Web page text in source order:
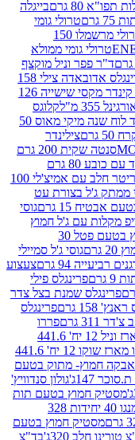
בייגלה
גומי
טרולי מרשמלו 150
ממולא
מוקצף
פרינגלס אדובאדה צילי 158
שוקולד קינדר מקסי שישייה 126
קלוגס
גונץ שוקולד לוח שנה מיקי מאוס 50
סנטה שקית 200 גרם
סנטה בודד עם כובע 80 גרם
ריטר חלב עם אמיצ'לי 100
עט
גוסי
ג'ל חמוץ
גומי דיפ מקלות עם ג'ל חמוץ בטעם פטל 30
ג'ל סמיילי
צעצוע
פילי
בצל צדר
פרינגלס
פררו
אוראו מארז וניל 12 יח' 441.6
אוראו מארז שוקו 12 יח' 441.6
מתוק בטעם
גולון סנדוויץ'
בטעם תות
מסטיק חמוץ בטעם מנגו 40 יחידות 328
חמוץ בטעם
בד"צ